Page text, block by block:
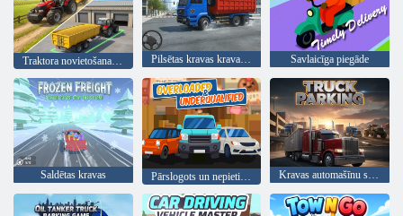
Pilsētas kravas kravas automašīnu vadīšana Savlaicīga piegāde
Saldētas kravas Pārslogots un nepietiekami kvalificēts Kravas automašīnu stāvvieta